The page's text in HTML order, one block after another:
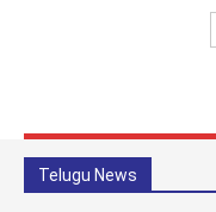
Telugu News